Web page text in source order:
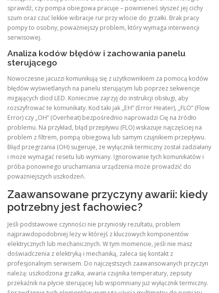
sprawdź, czy pompa obiegowa pracuje – powinieneś słyszeć jej cichy
szum oraz czuć lekkie wibracje rur przy wlocie do grzałki. Brak pracy
pompy to osobny, poważniejszy problem, który wymaga interwencji
serwisowej.
Analiza kodów błędów i zachowania panelu
sterującego
Nowoczesne jacuzzi komunikują się z użytkownikiem za pomocą kodów
błędów wyświetlanych na panelu sterującym lub poprzez sekwencje
migających diod LED. Koniecznie zajrzyj do instrukcji obsługi, aby
rozszyfrować te komunikaty. Kod taki jak „EH” (Error Heater), „FLO” (Flow
Error) czy „OH” (Overheat) bezpośrednio naprowadzi Cię na źródło
problemu. Na przykład, błąd przepływu (FLO) wskazuje najczęściej na
problem z filtrem, pompą obiegową lub samym czujnikiem przepływu.
Błąd przegrzania (OH) sugeruje, że wyłącznik termiczny został zadziałany
i może wymagać resetu lub wymiany. Ignorowanie tych komunikatów i
próba ponownego uruchamiania urządzenia może prowadzić do
poważniejszych uszkodzeń.
Zaawansowane przyczyny awarii: kiedy
potrzebny jest fachowiec?
Jeśli podstawowe czynności nie przyniosły rezultatu, problem
najprawdopodobniej leży w którejś z kluczowych komponentów
elektrycznych lub mechanicznych. W tym momencie, jeśli nie masz
doświadczenia z elektryką i mechaniką, zaleca się kontakt z
profesjonalnym serwisem. Do najczęstszych zaawansowanych przyczyn
należą: uszkodzona grzałka, awaria czujnika temperatury, zepsuty
przekaźnik na płycie sterującej lub wspomniany już wyłącznik termiczny.